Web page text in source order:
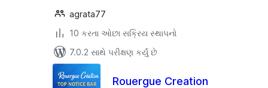
agrata77
10 કરતા ઓછા સક્રિય સ્થાપનો
7.0.2 સાથે પરીક્ષણ કર્યું છે
Rouergue Creation